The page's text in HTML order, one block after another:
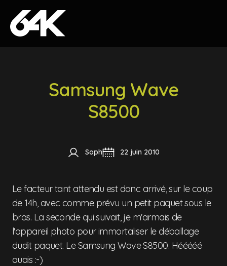
Skip to content
Samsung Wave
S8500
Soph 22 juin 2010
Le facteur tant attendu est donc arrivé, sur le coup
de 14h, avec comme prévu un petit paquet sous le
bras. La seconde qui suivait, je m'armais de
l'appareil photo pour immortaliser le déballage
dudit paquet. Le Samsung Wave S8500. Hééééé
ouais :-)